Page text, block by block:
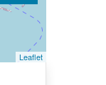
Leaflet